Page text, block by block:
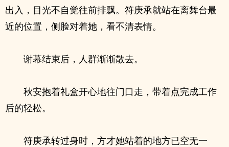
出入，目光不自觉往前排飘。符庚承就站在离舞台最
近的位置，侧脸对着她，看不清表情。
谢幕结束后，人群渐渐散去。
秋安抱着礼盒开心地往门口走，带着点完成工作
后的轻松。
符庚承转过身时，方才她站着的地方已空无一